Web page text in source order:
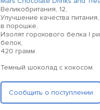
Великобритания, 12,
Улучшение качества питания,
в порошке,
Изолят горохового белка |
белок,
420 грамм
Темный шоколад с кокосом
Сообщить о поступлении